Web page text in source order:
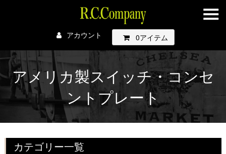
アカウント 0アイテム
アメリカ製スイッチ・コンセ
ントプレート
カテゴリー一覧